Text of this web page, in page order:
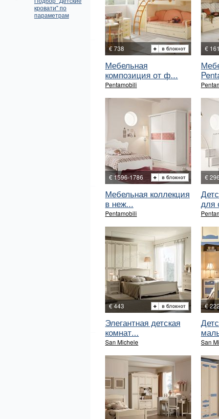
кровати" по
параметрам
€ 738
Мебельная
композиция от ф...
Pentamobili
€
€ 1596-1786
Мебельная коллекция
в неж...
Pentamobili
€
для
€ 443
Элегантная детская
комнат...
San Michele
€
San